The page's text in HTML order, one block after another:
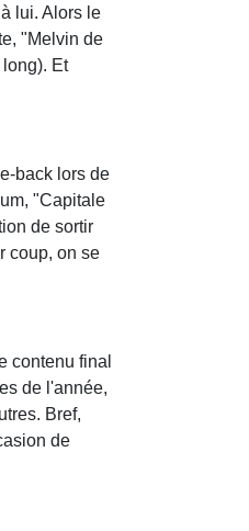
lui. Alors le
"Melvin de
Et
back lors de
"Capitale
de sortir
coup, on se
contenu final
de l'année,
Bref,
de